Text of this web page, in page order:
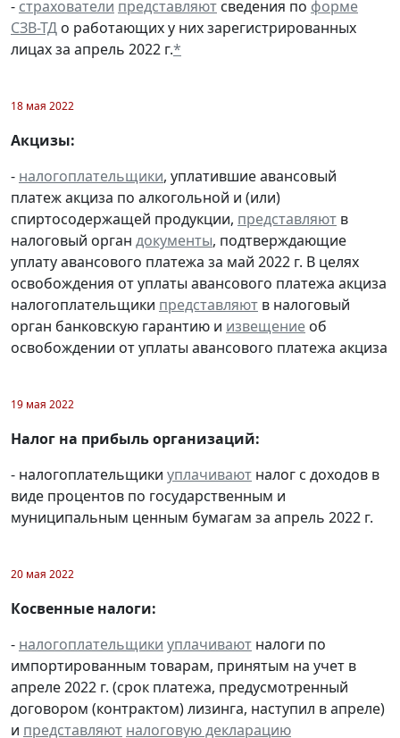
- страхователи представляют сведения по форме
СЗВ-ТД о работающих у них зарегистрированных
лицах за апрель 2022 г.*
18 мая 2022
Акцизы:
- налогоплательщики, уплатившие авансовый
платеж акциза по алкогольной и (или)
спиртосодержащей продукции, представляют в
налоговый орган документы, подтверждающие
уплату авансового платежа за май 2022 г. В целях
освобождения от уплаты авансового платежа акциза
налогоплательщики представляют в налоговый
орган банковскую гарантию и извещение об
освобождении от уплаты авансового платежа акциза
19 мая 2022
Налог на прибыль организаций:
- налогоплательщики уплачивают налог с доходов в
виде процентов по государственным и
муниципальным ценным бумагам за апрель 2022 г.
20 мая 2022
Косвенные налоги:
- налогоплательщики уплачивают налоги по
импортированным товарам, принятым на учет в
апреле 2022 г. (срок платежа, предусмотренный
договором (контрактом) лизинга, наступил в апреле)
и представляют налоговую декларацию